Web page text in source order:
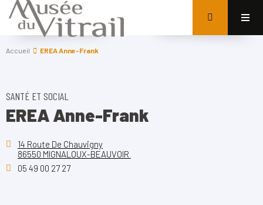
Accueil EREA Anne-Frank
SANTÉ ET SOCIAL
EREA Anne-Frank
14 Route De Chauvigny
86550 MIGNALOUX-BEAUVOIR
05 49 00 27 27